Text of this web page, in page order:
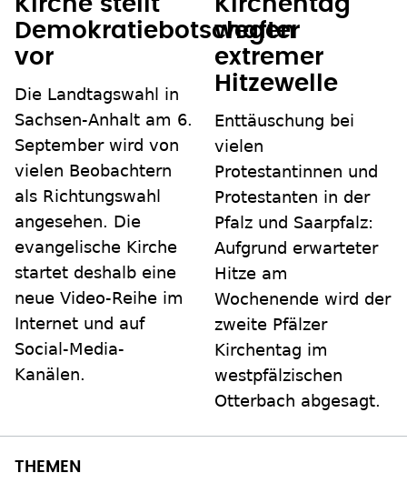
Kirche stellt
Demokratiebotschafter
vor
Die Landtagswahl in
Sachsen-Anhalt am 6.
September wird von
vielen Beobachtern
als Richtungswahl
angesehen. Die
evangelische Kirche
startet deshalb eine
neue Video-Reihe im
Internet und auf
Social-Media-
Kanälen.
Kirchentag
wegen
extremer
Hitzewelle
Enttäuschung bei
vielen
Protestantinnen und
Protestanten in der
Pfalz und Saarpfalz:
Aufgrund erwarteter
Hitze am
Wochenende wird der
zweite Pfälzer
Kirchentag im
westpfälzischen
Otterbach abgesagt.